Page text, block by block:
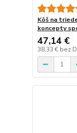
Kôš na
koncepty
47,14 €
38,33 € bez